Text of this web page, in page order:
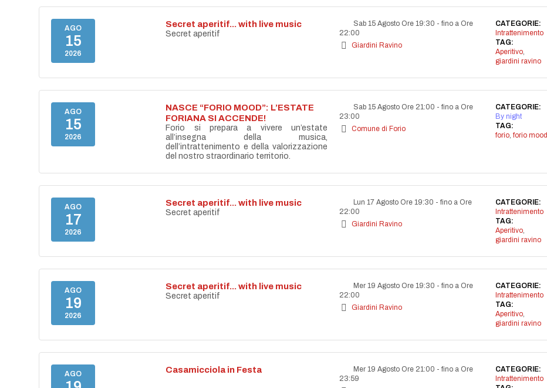
AGO
15
2026
Secret aperitif... with live music
Secret aperitif
Sab 15 Agosto Ore 19:30 - fino a Ore
22:00
Giardini Ravino
CATEGORIE:
Intrattenimento
TAG:
Aperitivo,
giardini ravino
AGO
15
2026
NASCE “FORIO MOOD”: L’ESTATE
FORIANA SI ACCENDE!
Forio si prepara a vivere un’estate
all’insegna della musica,
dell’intrattenimento e della valorizzazione
del nostro straordinario territorio.
Sab 15 Agosto Ore 21:00 - fino a Ore
23:00
Comune di Forio
CATEGORIE:
By night
TAG:
forio, forio mood
AGO
17
2026
Secret aperitif... with live music
Secret aperitif
Lun 17 Agosto Ore 19:30 - fino a Ore
22:00
Giardini Ravino
CATEGORIE:
Intrattenimento
TAG:
Aperitivo,
giardini ravino
AGO
19
2026
Secret aperitif... with live music
Secret aperitif
Mer 19 Agosto Ore 19:30 - fino a Ore
22:00
Giardini Ravino
CATEGORIE:
Intrattenimento
TAG:
Aperitivo,
giardini ravino
AGO Casamicciola in Festa Mer 19 Agosto Ore 21:00 - fino a Ore
23:59
CATEGORIE:
Intrattenimento